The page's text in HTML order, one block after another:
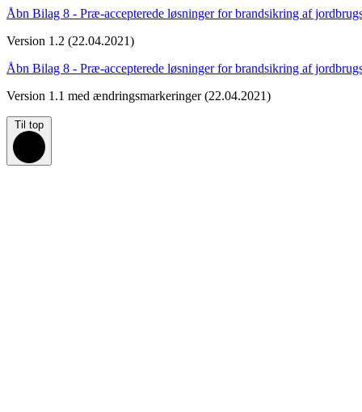
Åbn Bilag 8 - Præ-accepterede løsninger for brandsikring af
Version 1.2 (22.04.2021)
Åbn Bilag 8 - Præ-accepterede løsninger for brandsikring af
Version 1.1 med ændringsmarkeringer (22.04.2021)
Til top